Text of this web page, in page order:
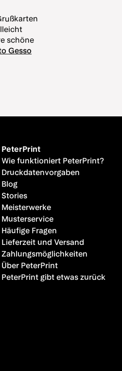
schöne
Gesso
PeterPrint
Wie funktioniert PeterPrint?
Druckdatenvorgaben
Blog
Stories
Meisterwerke
Musterservice
Häufige Fragen
Lieferzeit und Versand
Zahlungsmöglichkeiten
Über PeterPrint
PeterPrint gibt etwas zurück